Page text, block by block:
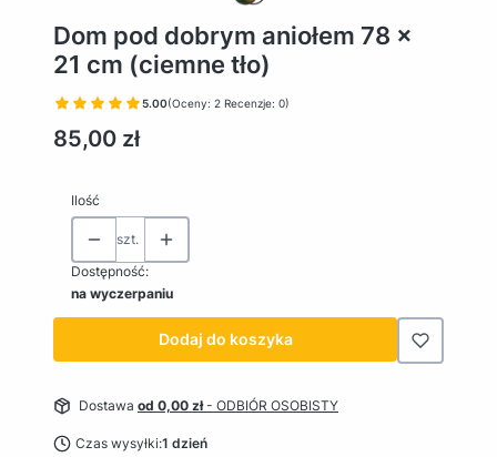
Dom pod dobrym aniołem 78 x
21 cm (ciemne tło)
5.00(Oceny: 2 Recenzje: 0)
Cena
85,00 zł
Ilość
szt.
Dostępność:
na wyczerpaniu
Dodaj do koszyka
Dostawa od 0,00 zł- ODBIÓR OSOBISTY
Czas wysyłki:1 dzień